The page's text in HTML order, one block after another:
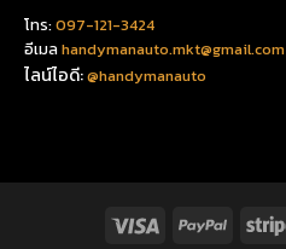
โทร:097-121-3424
อีเมลhandymanauto.mkt@gmail.com
ไลน์ไอดี:@handymanauto